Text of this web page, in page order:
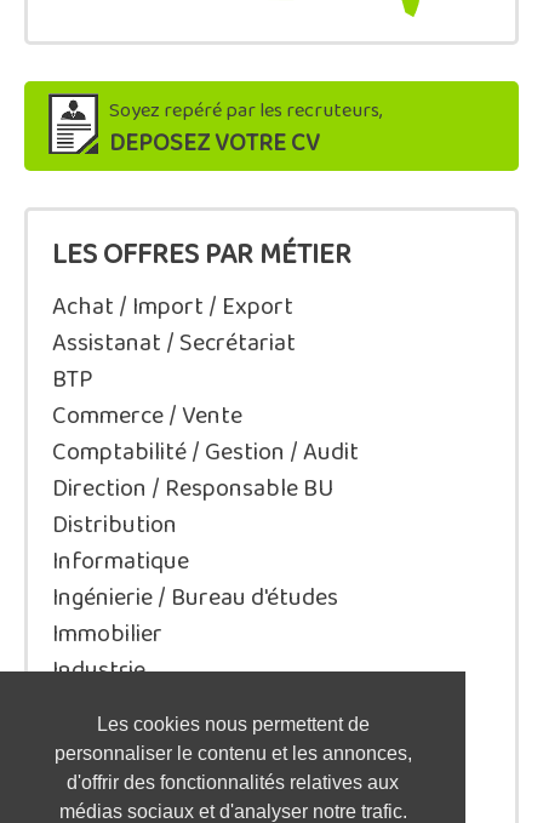
Les cookies nous permettent de
personnaliser le contenu et les annonces,
d'offrir des fonctionnalités relatives aux
médias sociaux et d'analyser notre trafic.
Soyez repéré par les recruteurs,
DEPOSEZ VOTRE CV
LES OFFRES PAR MÉTIER
Achat / Import / Export
Assistanat / Secrétariat
BTP
Commerce / Vente
Comptabilité / Gestion / Audit
Direction / Responsable BU
Distribution
Informatique
Ingénierie / Bureau d'études
Immobilier
Industrie
Juridique/Droit
Qualité / Sécurité / Environnement
Logistique / Transport